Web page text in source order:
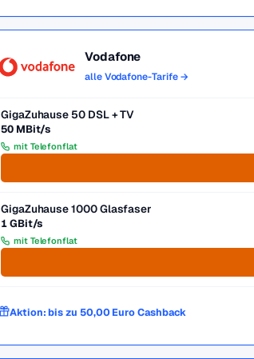
Vodafone
alle Vodafone-Tarife →
GigaZuhause 50 DSL + TV
50 MBit/s
mit Telefonflat
GigaZuhause 1000 Glasfaser
1 GBit/s
mit Telefonflat
Aktion: bis zu 50,00 Euro Cashback